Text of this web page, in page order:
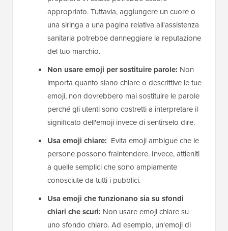
appropriato. Tuttavia, aggiungere un cuore o
una siringa a una pagina relativa all'assistenza
sanitaria potrebbe danneggiare la reputazione
del tuo marchio.
Non usare emoji per sostituire parole: Non
importa quanto siano chiare o descrittive le tue
emoji, non dovrebbero mai sostituire le parole
perché gli utenti sono costretti a interpretare il
significato dell'emoji invece di sentirselo dire.
Usa emoji chiare: Evita emoji ambigue che le
persone possono fraintendere. Invece, attieniti
a quelle semplici che sono ampiamente
conosciute da tutti i pubblici.
Usa emoji che funzionano sia su sfondi
chiari che scuri: Non usare emoji chiare su
uno sfondo chiaro. Ad esempio, un'emoji di